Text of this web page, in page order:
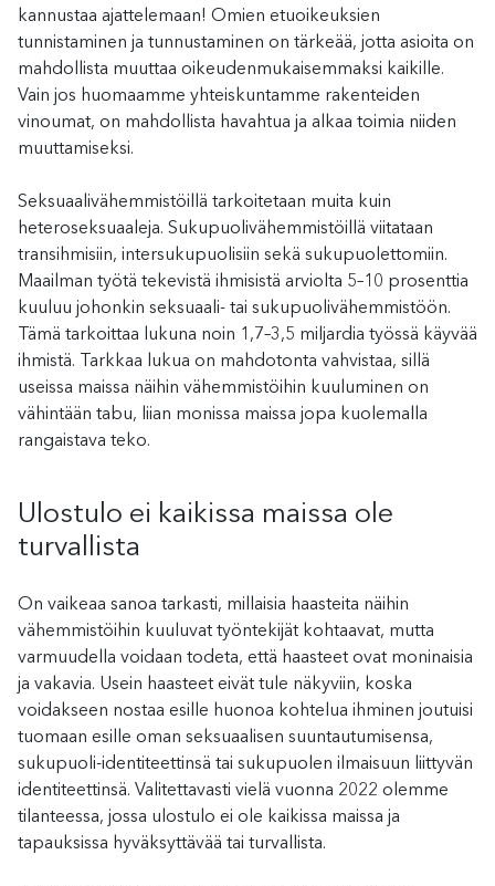
kannustaa ajattelemaan! Omien etuoikeuksien
tunnistaminen ja tunnustaminen on tärkeää, jotta asioita on
mahdollista muuttaa oikeudenmukaisemmaksi kaikille.
Vain jos huomaamme yhteiskuntamme rakenteiden
vinoumat, on mahdollista havahtua ja alkaa toimia niiden
muuttamiseksi.
Seksuaalivähemmistöillä tarkoitetaan muita kuin
heteroseksuaaleja. Sukupuolivähemmistöillä viitataan
transihmisiin, intersukupuolisiin sekä sukupuolettomiin.
Maailman työtä tekevistä ihmisistä arviolta 5–10 prosenttia
kuuluu johonkin seksuaali- tai sukupuolivähemmistöön.
Tämä tarkoittaa lukuna noin 1,7–3,5 miljardia työssä käyvää
ihmistä. Tarkkaa lukua on mahdotonta vahvistaa, sillä
useissa maissa näihin vähemmistöihin kuuluminen on
vähintään tabu, liian monissa maissa jopa kuolemalla
rangaistava teko.
Ulostulo ei kaikissa maissa ole
turvallista
On vaikeaa sanoa tarkasti, millaisia haasteita näihin
vähemmistöihin kuuluvat työntekijät kohtaavat, mutta
varmuudella voidaan todeta, että haasteet ovat moninaisia
ja vakavia. Usein haasteet eivät tule näkyviin, koska
voidakseen nostaa esille huonoa kohtelua ihminen joutuisi
tuomaan esille oman seksuaalisen suuntautumisensa,
sukupuoli-identiteettinsä tai sukupuolen ilmaisuun liittyvän
identiteettinsä. Valitettavasti vielä vuonna 2022 olemme
tilanteessa, jossa ulostulo ei ole kaikissa maissa ja
tapauksissa hyväksyttävää tai turvallista.